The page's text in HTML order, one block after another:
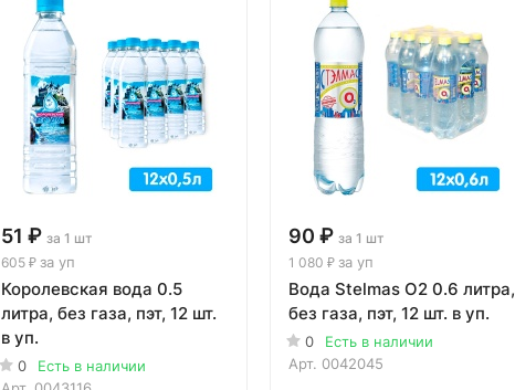
51 ₽ за 1 шт
605 ₽ за уп
Королевская вода 0.5
литра, без газа, пэт, 12 шт.
в уп.
0
Есть в наличии
90 ₽ за 1 шт
1 080 ₽ за уп
Вода Stelmas О2 0.6 литра,
без газа, пэт, 12 шт. в уп.
0
Есть в наличии
Арт. 0042045